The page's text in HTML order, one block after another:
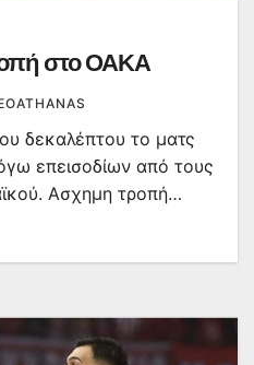
στο ΟΑΚΑ
δεκαλέπτου το ματς
επεισοδίων από τους
Ασχημη τροπή…